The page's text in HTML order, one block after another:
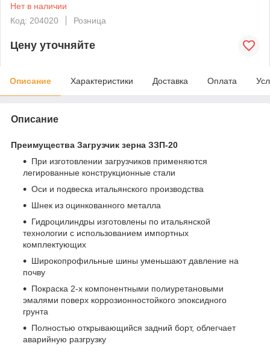
Нет в наличии
Код: 204020
Розница
Цену уточняйте
Описание Характеристики Доставка Оплата
Описание
Преимущества Загрузчик зерна ЗЗП-20
При изготовлении загрузчиков применяются
легированные конструкционные стали
Оси и подвеска итальянского производства
Шнек из оцинкованного металла
Гидроцилиндры изготовлены по итальянской
технологии с использованием импортных
комплектующих
Широкопрофильные шины уменьшают давление на
почву
Покраска 2-х компонентными полиуретановыми
эмалями поверх коррозионностойкого эпоксидного
грунта
Полностью открывающийся задний борт, облегчает
аварийную разгрузку